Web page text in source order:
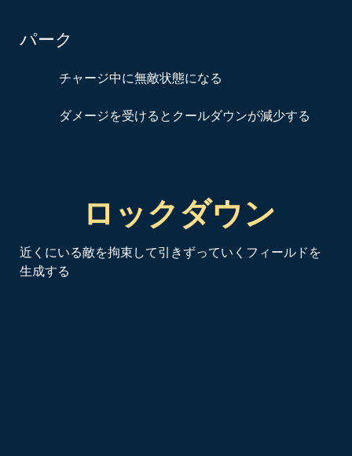
パーク
チャージ中に無敵状態になる
ダメージを受けるとクールダウンが減少する
ロックダウン
近くにいる敵を拘束して引きずっていくフィールドを
生成する